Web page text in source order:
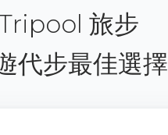
旅步
代步最佳選擇